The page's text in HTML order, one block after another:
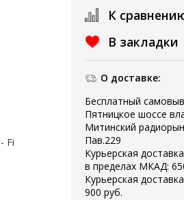
К
В закладки
О доставке:
Бесплатный
Пятницкое шоссе
Митинский
Пав.229
Курьерская
в пределах МКАД:
Курьерская
900 руб.
Fi